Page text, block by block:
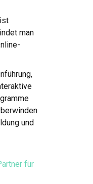
man
und
für